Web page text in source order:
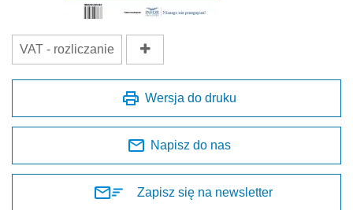
VAT - rozliczanie
Wersja do druku
Napisz do nas
Zapisz się na newsletter